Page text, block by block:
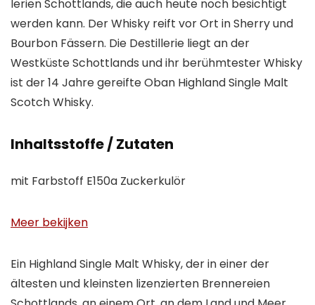
lerien Schottlands, die auch heute noch besichtigt
werden kann. Der Whisky reift vor Ort in Sherry und
Bourbon Fässern. Die Destillerie liegt an der
Westküste Schottlands und ihr berühmtester Whisky
ist der 14 Jahre gereifte Oban Highland Single Malt
Scotch Whisky.
Inhaltsstoffe / Zutaten
mit Farbstoff E150a Zuckerkulör
Meer bekijken
Ein Highland Single Malt Whisky, der in einer der
ältesten und kleinsten lizenzierten Brennereien